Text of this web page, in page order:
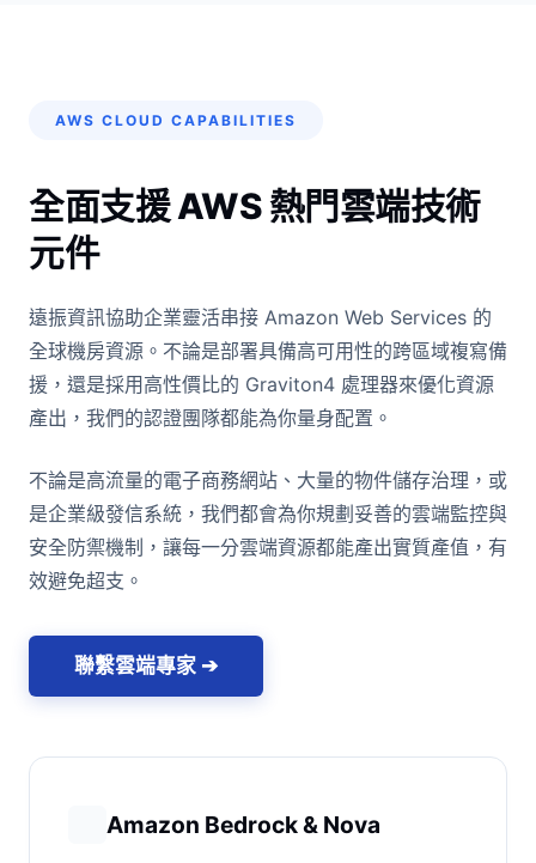
AWS CLOUD CAPABILITIES
全面支援 AWS 熱門雲端技術
元件
遠振資訊協助企業靈活串接 Amazon Web Services 的
全球機房資源。不論是部署具備高可用性的跨區域複寫備
援，還是採用高性價比的 Graviton4 處理器來優化資源
產出，我們的認證團隊都能為你量身配置。
不論是高流量的電子商務網站、大量的物件儲存治理，或
是企業級發信系統，我們都會為你規劃妥善的雲端監控與
安全防禦機制，讓每一分雲端資源都能產出實質產值，有
效避免超支。
聯繫雲端專家 ➔
Amazon Bedrock & Nova